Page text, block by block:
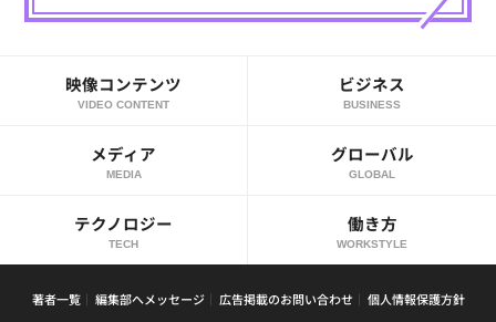
映像コンテンツ
VIDEO CONTENT
ビジネス
BUSINESS
メディア
MEDIA
グローバル
GLOBAL
テクノロジー
TECH
働き方
WORKSTYLE
著者一覧 編集部へメッセージ 広告掲載のお問い合わせ
個人情報保護方針